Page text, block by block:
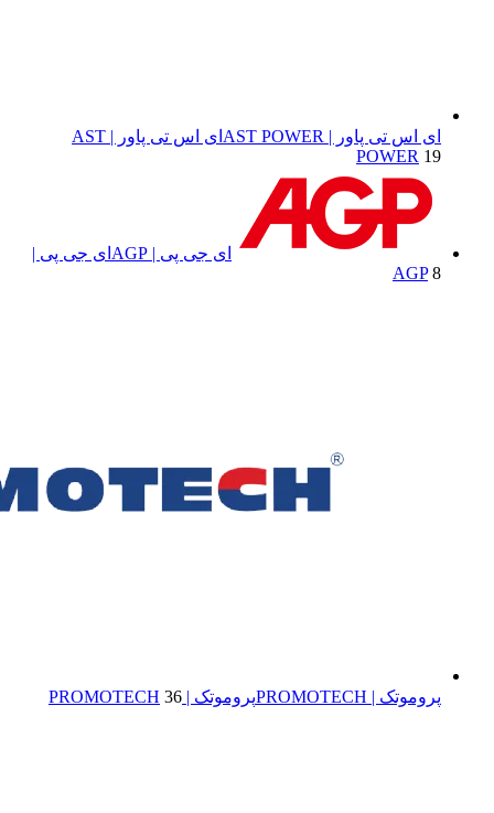
ای اس تی پاور | AST POWER
ای اس تی پاور | AST
POWER 19
ای جی پی | AGP
ای جی پی |
AGP 8
پروموتک | PROMOTECH پروموتک | PROMOTECH 36